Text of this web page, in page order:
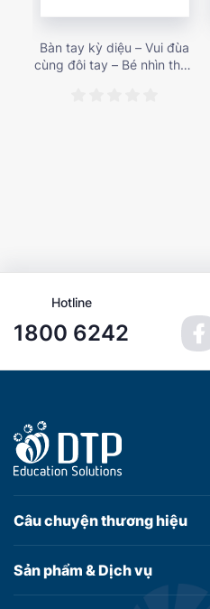
Bàn tay kỳ diệu – Vui đùa
cùng đôi tay – Bé nhìn thấy
Hotline
1800 6242
Câu chuyệnthương hiệu
Sản phẩm &Dịch vụ